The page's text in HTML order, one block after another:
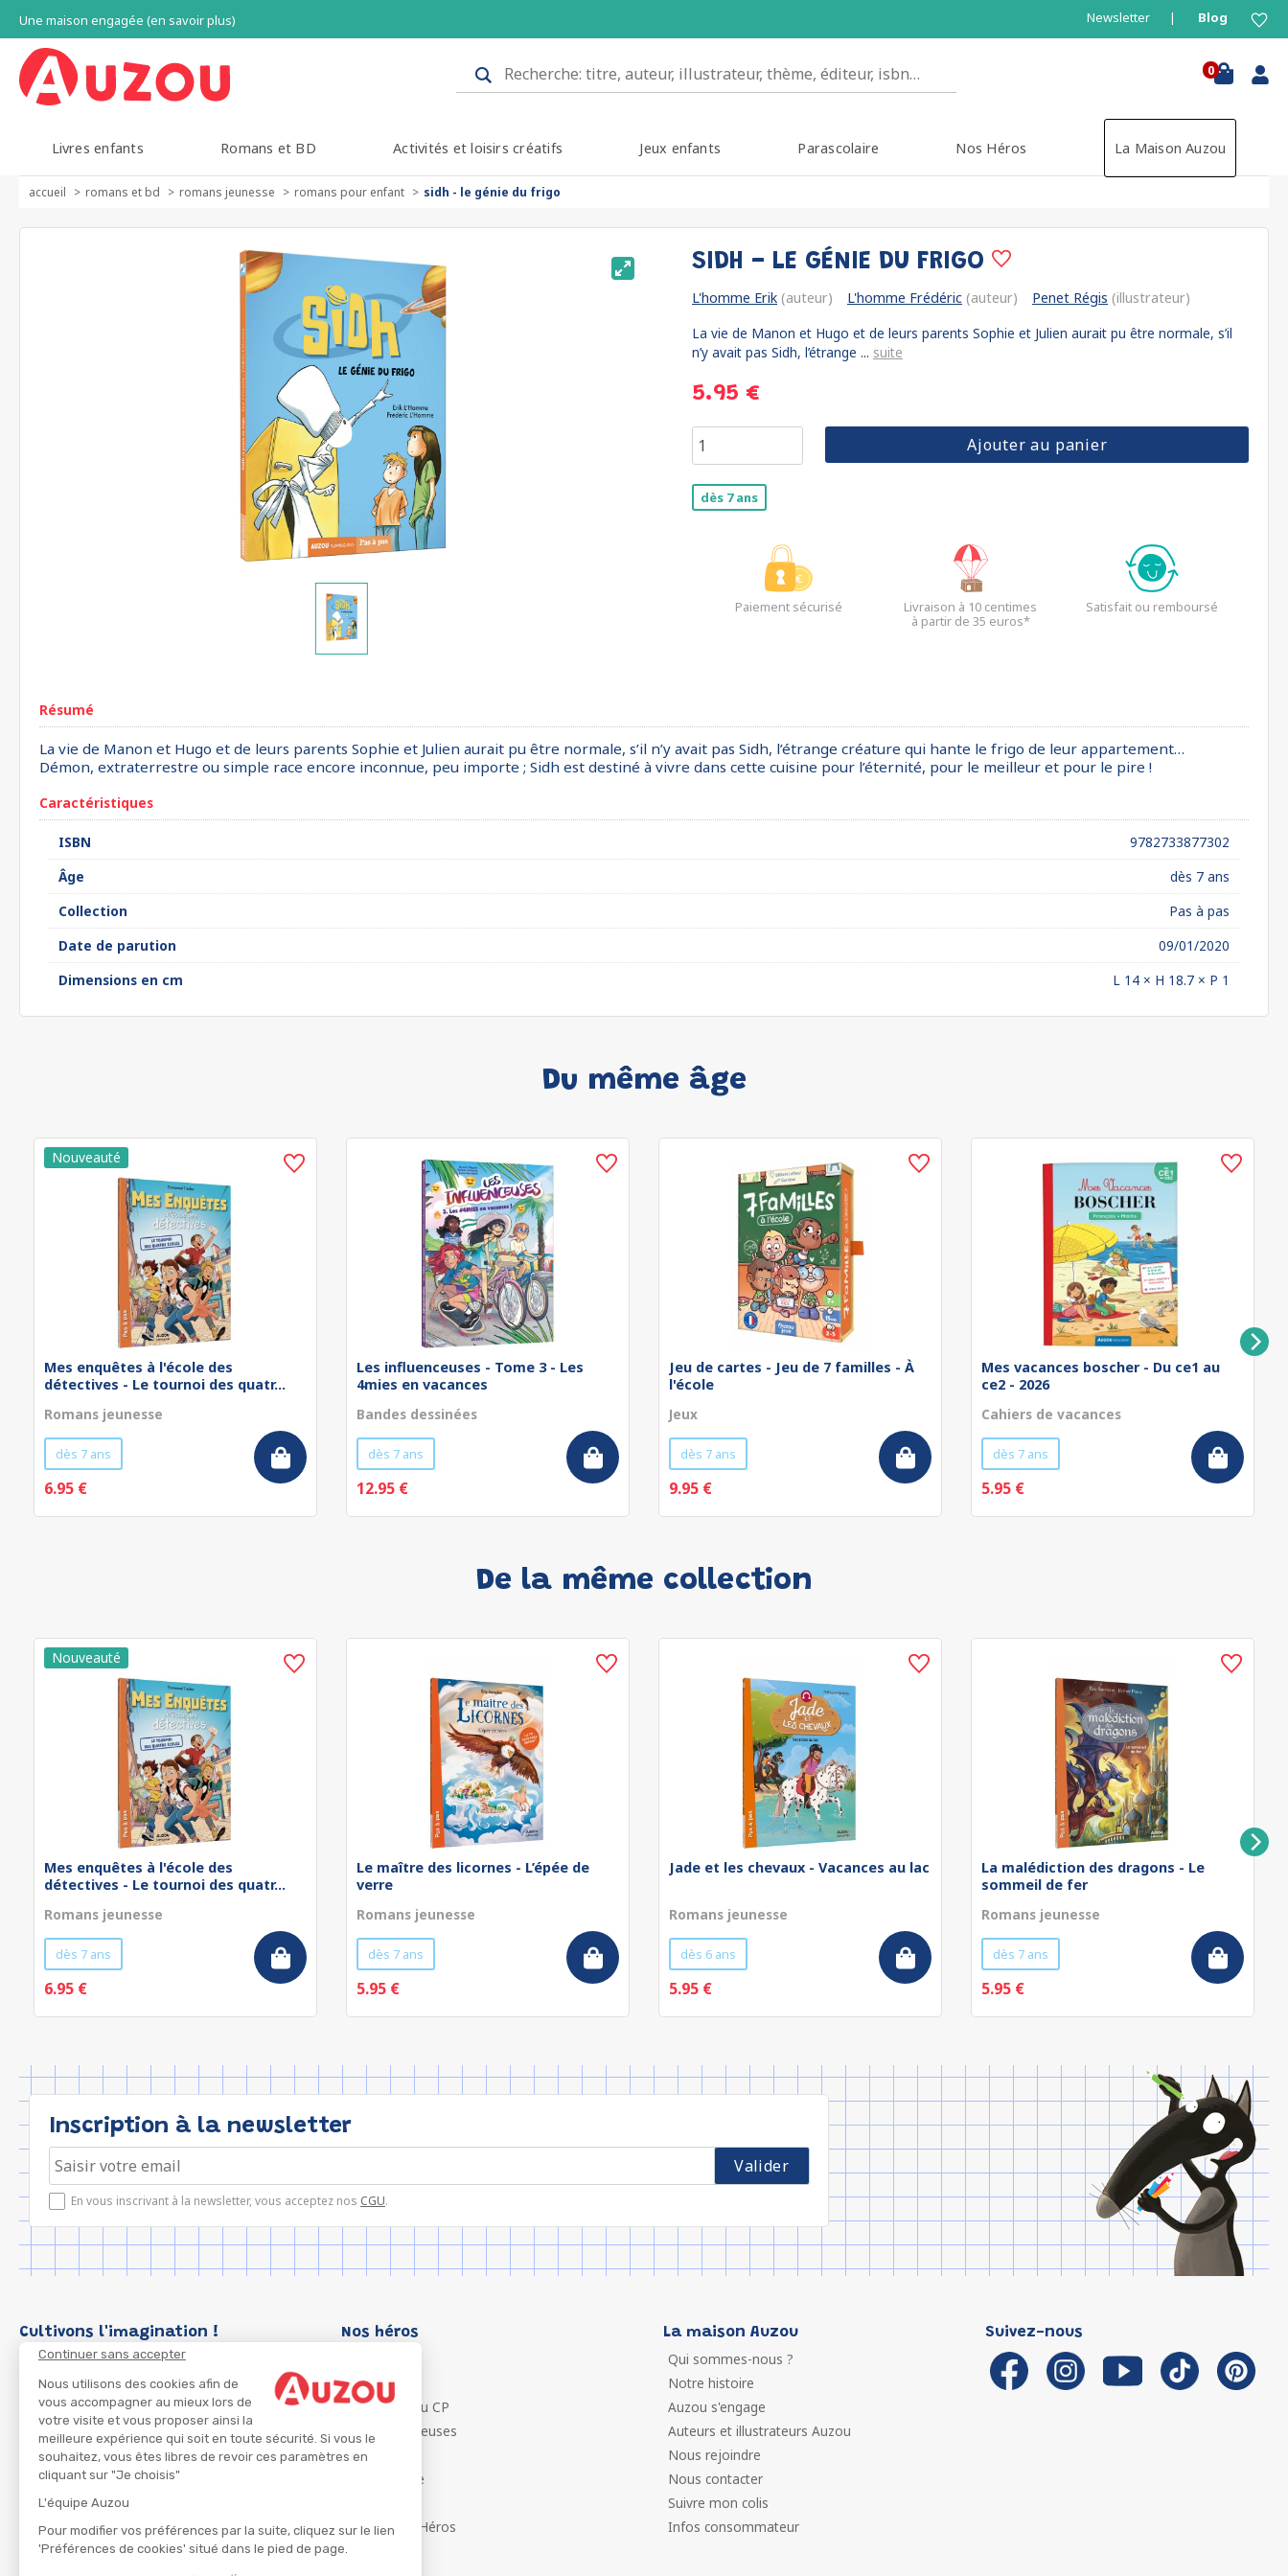
Continuer sans accepter
Nous utilisons des cookies afin de
vous accompagner au mieux lors de
votre visite et vous proposer ainsi la
meilleure expérience qui soit en toute sécurité. Si vous le
souhaitez, vous êtes libres de revoir ces paramètres en
cliquant sur "Je choisis"
L'équipe Auzou
Pour modifier vos préférences par la suite, cliquez sur le lien
'Préférences de cookies' situé dans le pied de page.
Une maison engagée (en savoir plus) Newsletter Blog
0
Livres enfants Romans et BD Activités et loisirs créatifs Jeux enfants Parascolaire Nos Héros La Maison Auzou
accueil romans et bd romans jeunesse romans pour enfant sidh - le génie du frigo
SIDH - LE GÉNIE DU FRIGO
L'homme Erik (auteur) L'homme Frédéric (auteur) Penet Régis (illustrateur)
La vie de Manon et Hugo et de leurs parents Sophie et Julien aurait pu être normale, s’il
n’y avait pas Sidh, l’étrange ... suite
5.95 €
Ajouter au panier
dès 7 ans
Paiement sécurisé
Livraison à 10 centimes
à partir de 35 euros*
Satisfait ou remboursé
Résumé
La vie de Manon et Hugo et de leurs parents Sophie et Julien aurait pu être normale, s’il n’y avait pas Sidh, l’étrange créature qui hante le frigo de leur appartement…
Démon, extraterrestre ou simple race encore inconnue, peu importe ; Sidh est destiné à vivre dans cette cuisine pour l’éternité, pour le meilleur et pour le pire !
Caractéristiques
ISBN
9782733877302
Âge
dès 7 ans
Collection
Pas à pas
Date de parution
09/01/2020
Dimensions en cm
L 14 × H 18.7 × P 1
Du même âge
Mes enquêtes à l'école des
détectives - Le tournoi des quatr...
Romans jeunesse
dès 7 ans
6.95 €
Les influenceuses - Tome 3 - Les
4mies en vacances
Bandes dessinées
dès 7 ans
12.95 €
Jeu de cartes - Jeu de 7 familles - À
l'école
Jeux
dès 7 ans
9.95 €
Mes vacances boscher - Du ce1 au
ce2 - 2026
Cahiers de vacances
dès 7 ans
5.95 €
De la même collection
Mes enquêtes à l'école des
détectives - Le tournoi des quatr...
Romans jeunesse
dès 7 ans
6.95 €
Le maître des licornes - L’épée de
verre
Romans jeunesse
dès 7 ans
5.95 €
Jade et les chevaux - Vacances au lac
Romans jeunesse
dès 6 ans
5.95 €
La malédiction des dragons - Le
sommeil de fer
Romans jeunesse
dès 7 ans
5.95 €
Inscription à la newsletter
En vous inscrivant à la newsletter, vous acceptez nos CGU.
Cultivons l'imagination ! Nos héros
P'tit Loup
Les Héros du CP
Les Influenceuses
Migali
Petite Taupe
Ma Boîte à Héros
La maison Auzou
Qui sommes-nous ?
Notre histoire
Auzou s'engage
Auteurs et illustrateurs Auzou
Nous rejoindre
Nous contacter
Suivre mon colis
Infos consommateur
Suivez-nous